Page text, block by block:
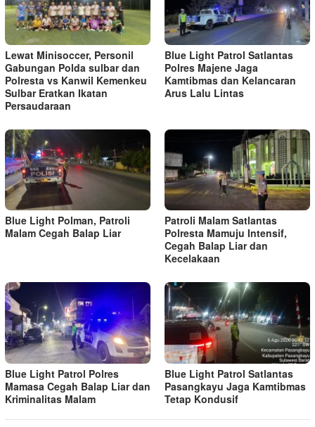
Lewat Minisoccer, Personil
Gabungan Polda sulbar dan
Polresta vs Kanwil Kemenkeu
Sulbar Eratkan Ikatan
Persaudaraan
Blue Light Patrol Satlantas
Polres Majene Jaga
Kamtibmas dan Kelancaran
Arus Lalu Lintas
Blue Light Polman, Patroli
Malam Cegah Balap Liar
Patroli Malam Satlantas
Polresta Mamuju Intensif,
Cegah Balap Liar dan
Kecelakaan
Blue Light Patrol Polres
Mamasa Cegah Balap Liar dan
Kriminalitas Malam
Blue Light Patrol Satlantas
Pasangkayu Jaga Kamtibmas
Tetap Kondusif